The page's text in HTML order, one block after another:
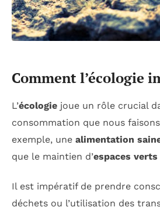
Comment l’écologie
L’écologie joue un rôle crucial
consommation que nous
exemple, une alimentation
que le maintien d’espaces verts
Il est impératif de prendre
déchets ou l’utilisation des